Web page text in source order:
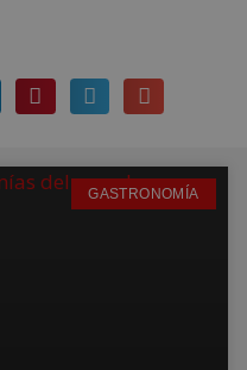
GASTRONOMÍA